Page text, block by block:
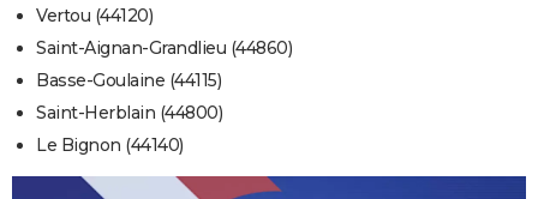
Vertou (44120)
Saint-Aignan-Grandlieu (44860)
Basse-Goulaine (44115)
Saint-Herblain (44800)
Le Bignon (44140)